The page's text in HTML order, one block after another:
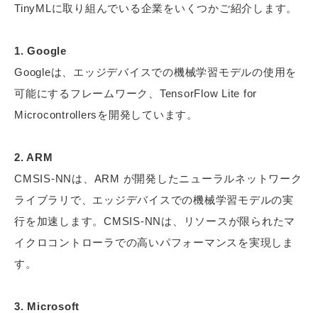
TinyMLに取り組んでいる企業をいくつかご紹介します。
1. Google
Googleは、エッジデバイスでの機械学習モデルの使用を
可能にするフレームワーク、TensorFlow Lite for
Microcontrollersを開発しています。
2. ARM
CMSIS-NNは、ARM が開発したニューラルネットワーク
ライブラリで、エッジデバイスでの機械学習モデルの実
行を加速します。CMSIS-NNは、リソースが限られたマ
イクロコントローラでの高いパフォーマンスを実現しま
す。
3. Microsoft